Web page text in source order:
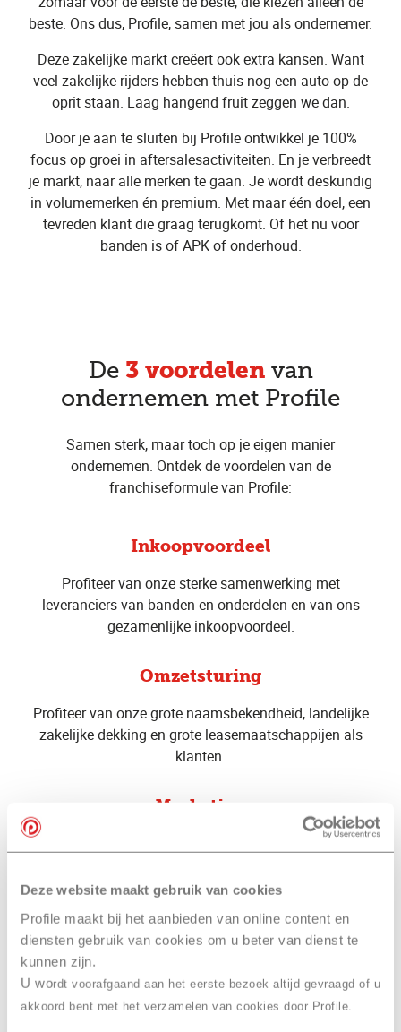
Deze website maakt gebruik van cookies
Profile maakt bij het aanbieden van online content en
diensten gebruik van cookies om u beter van dienst te
kunnen zijn.
U wordt voorafgaand aan het eerste bezoek altijd gevraagd of u
akkoord bent met het verzamelen van cookies door Profile.
beste. Ons dus, Profile, samen met jou als ondernemer.
Deze zakelijke markt creëert ook extra kansen. Want
veel zakelijke rijders hebben thuis nog een auto op de
oprit staan. Laag hangend fruit zeggen we dan.
Door je aan te sluiten bij Profile ontwikkel je 100%
focus op groei in aftersalesactiviteiten. En je verbreedt
je markt, naar alle merken te gaan. Je wordt deskundig
in volumemerken én premium. Met maar één doel, een
tevreden klant die graag terugkomt. Of het nu voor
banden is of APK of onderhoud.
De 3 voordelenvan
ondernemen met Profile
Samen sterk, maar toch op je eigen manier
ondernemen. Ontdek de voordelen van de
franchiseformule van Profile:
Inkoopvoordeel
Profiteer van onze sterke samenwerking met
leveranciers van banden en onderdelen en van ons
gezamenlijke inkoopvoordeel.
Omzetsturing
Profiteer van onze grote naamsbekendheid, landelijke
zakelijke dekking en grote leasemaatschappijen als
klanten.
Marketing
Profiteer van constante online leadgeneratie, sterke
acties betaald door Profile.
Interesseom Profile